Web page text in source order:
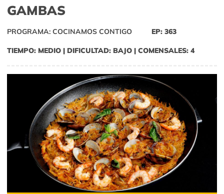
GAMBAS
PROGRAMA: COCINAMOS CONTIGO EP: 363
TIEMPO: MEDIO | DIFICULTAD: BAJO | COMENSALES: 4